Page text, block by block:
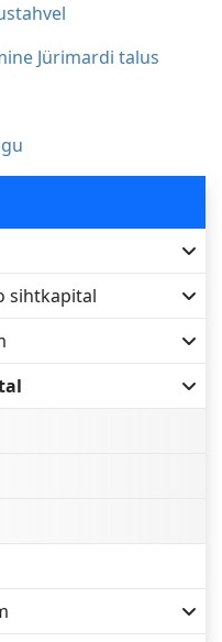
Jürimardi talus
sihtkapital